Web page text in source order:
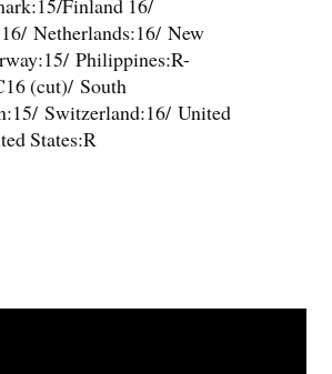
/Netherlands:16/New
/Philippines:R-
(cut)/South
/Switzerland:16/United
States:R